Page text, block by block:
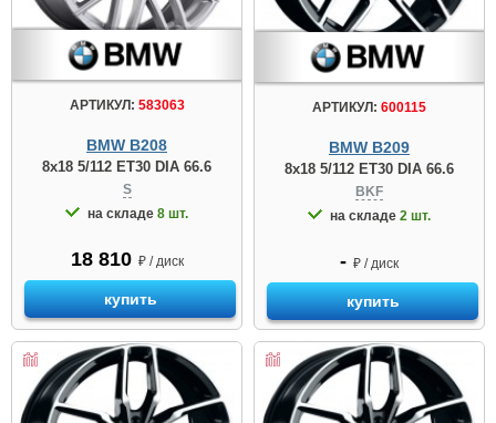
АРТИКУЛ: 583063
BMW B208
8x18 5/112 ET30 DIA 66.6
S
на складе 8 шт.
18 810 ₽ / диск
купить
АРТИКУЛ: 600115
BMW B209
8x18 5/112 ET30 DIA 66.6
BKF
на складе 2 шт.
- ₽ / диск
купить